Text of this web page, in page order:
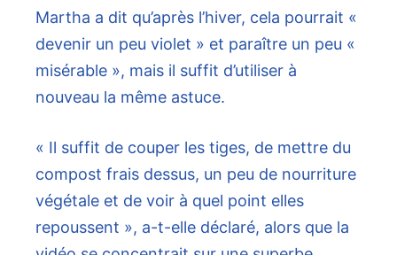
Martha a dit qu’après l’hiver, cela pourrait «
devenir un peu violet » et paraître un peu «
misérable », mais il suffit d’utiliser à
nouveau la même astuce.
« Il suffit de couper les tiges, de mettre du
compost frais dessus, un peu de nourriture
végétale et de voir à quel point elles
repoussent », a-t-elle déclaré, alors que la